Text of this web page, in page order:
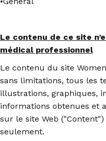
Le contenu de ce site
médical professionnel
Le contenu du site
sans limitations, tous les
illustrations, graphiques,
informations obtenues et
sur le site Web
seulement.